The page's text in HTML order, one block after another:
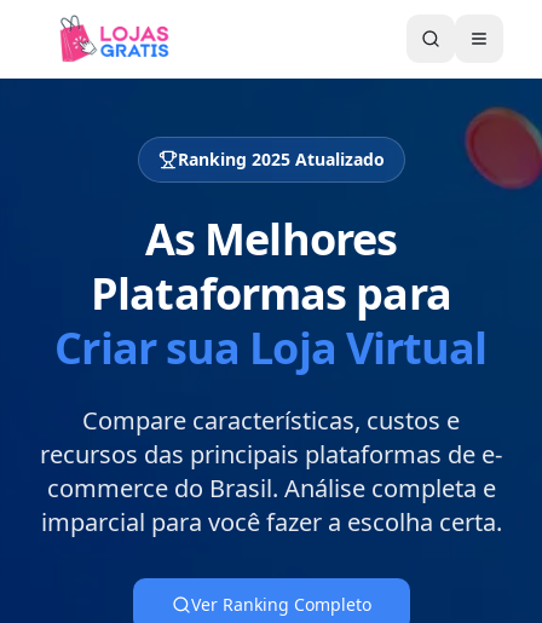
Abrir
Ranking 2025 Atualizado
As Melhores
Plataformas para
Criar sua Loja Virtual
Compare características, custos e
recursos das principais plataformas de e-
commerce do Brasil. Análise completa e
imparcial para você fazer a escolha certa.
Ver Ranking Completo